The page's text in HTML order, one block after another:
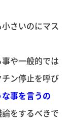
さいのにマス
や一般的では
ン停止を呼び
な事を言うの
をするべきで